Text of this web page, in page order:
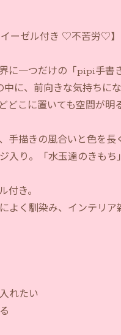
ーゼル付き ♡不苦労♡】
に一つだけの「pipi手書
に、前向きな気持ちに
こに置いても空間が明
手描きの風合いと色を長
入り。「水玉達のきもち
付き。
よく馴染み、インテリア
れたい